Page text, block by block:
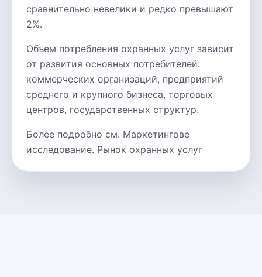
сравнительно невелики и редко превышают
2%.
Объем потребления охранных услуг зависит
от развития основных потребителей:
коммерческих организаций, предприятий
среднего и крупного бизнеса, торговых
центров, государственных структур.
Более подробно см. Маркетингове
исследование. Рынок охранных услуг